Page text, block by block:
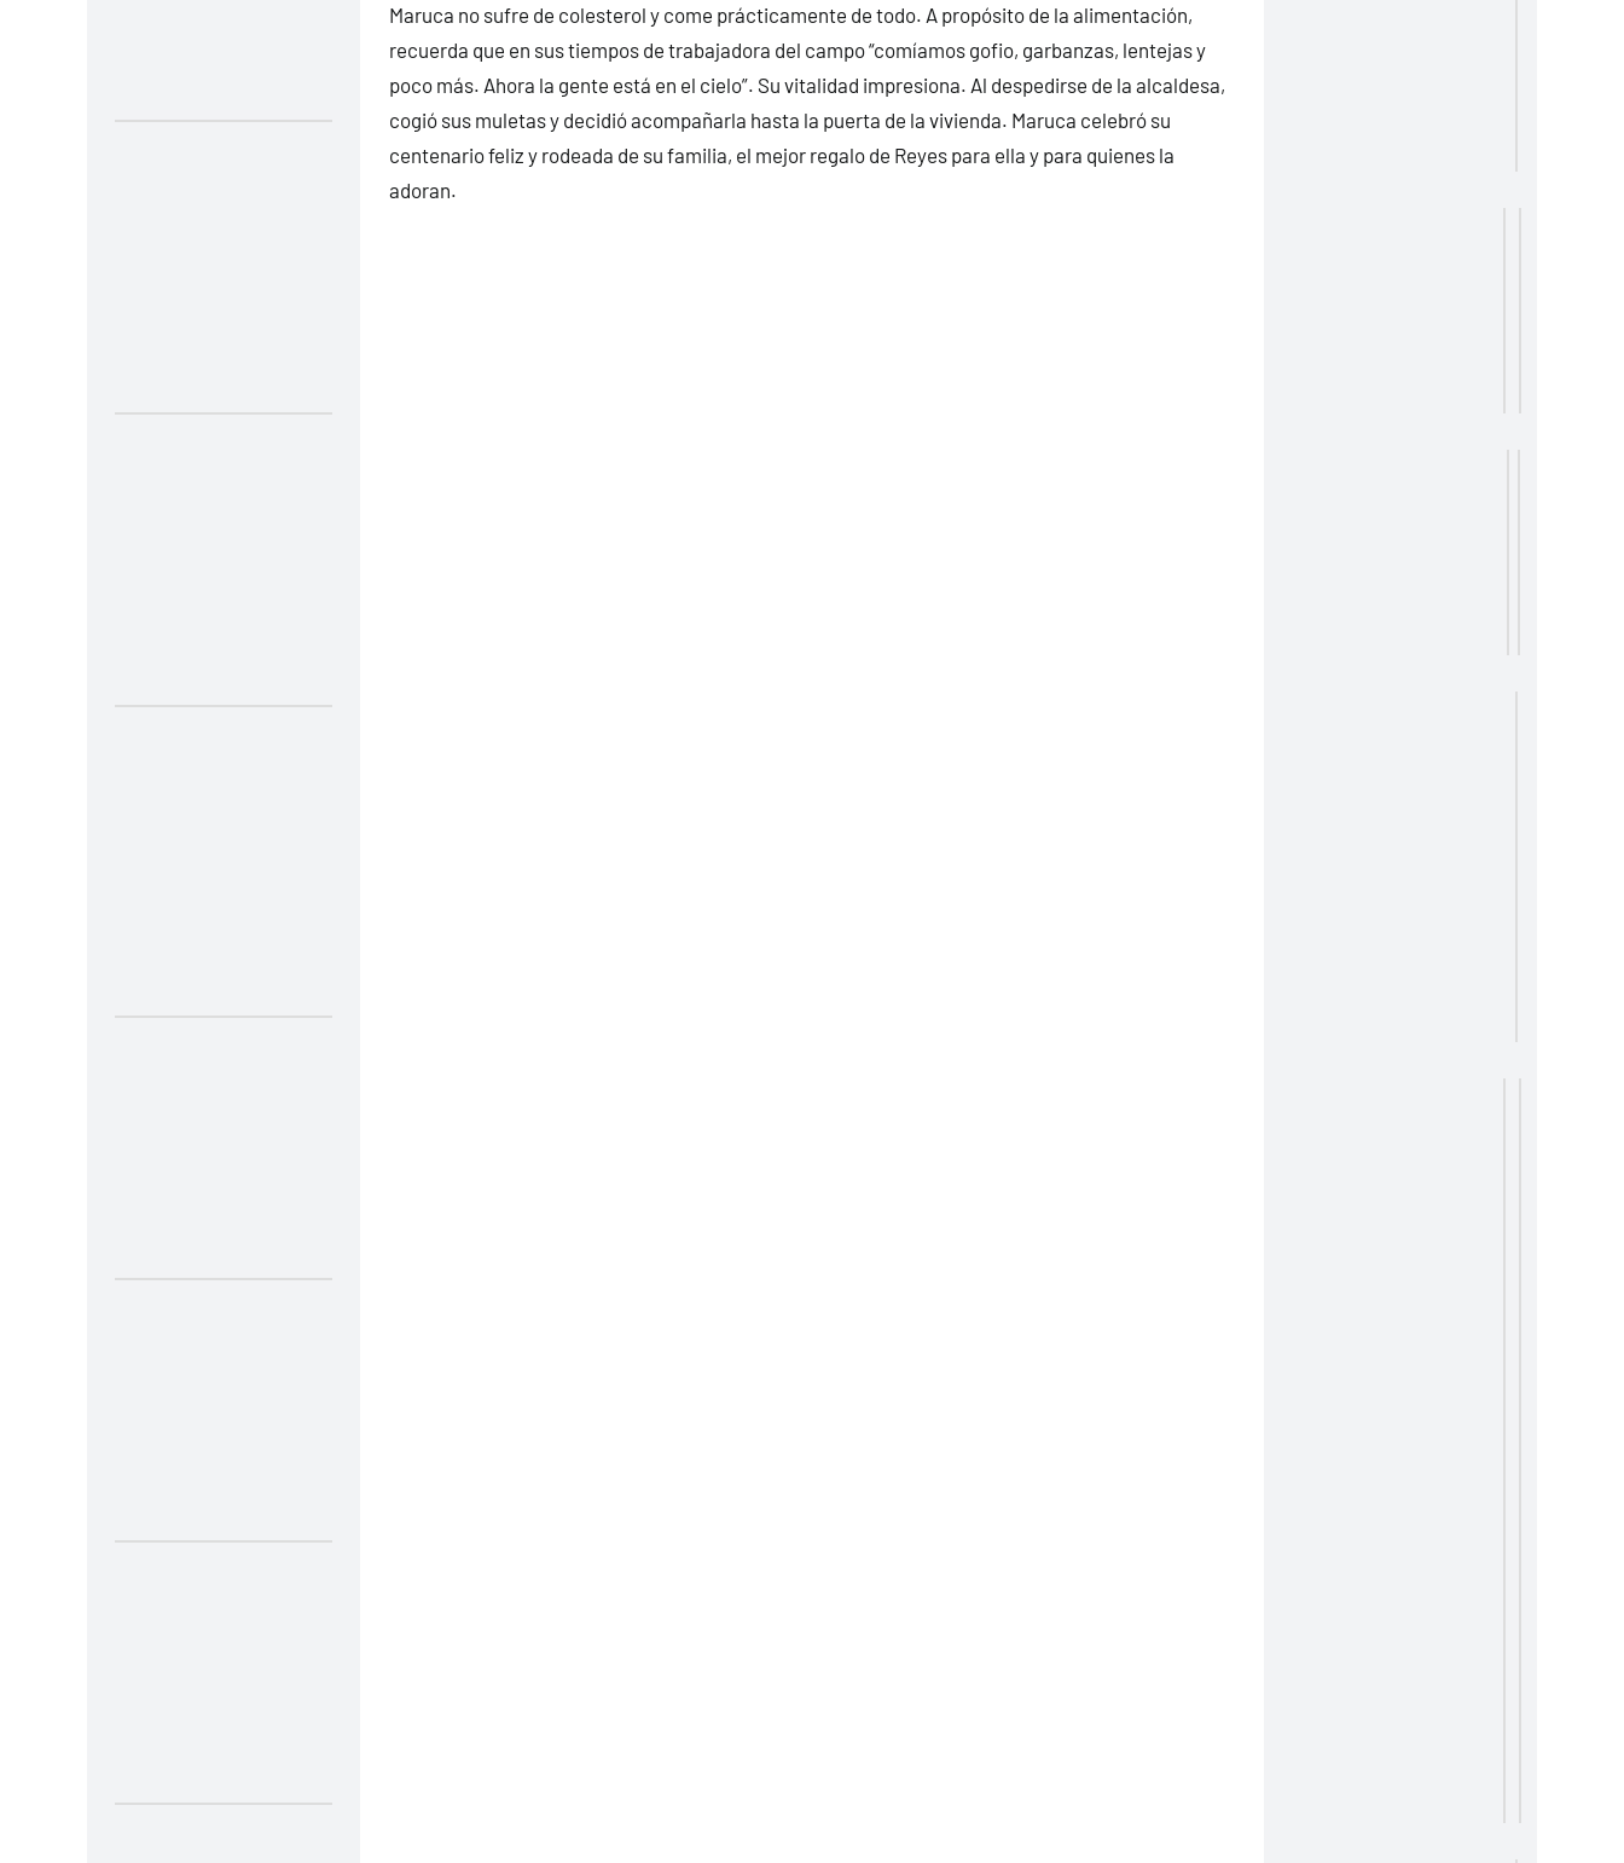
Maruca no sufre de colesterol y come prácticamente de todo. A propósito de la alimentación,
recuerda que en sus tiempos de trabajadora del campo “comíamos gofio, garbanzas, lentejas y
poco más. Ahora la gente está en el cielo”. Su vitalidad impresiona. Al despedirse de la alcaldesa,
cogió sus muletas y decidió acompañarla hasta la puerta de la vivienda. Maruca celebró su
centenario feliz y rodeada de su familia, el mejor regalo de Reyes para ella y para quienes la
adoran.